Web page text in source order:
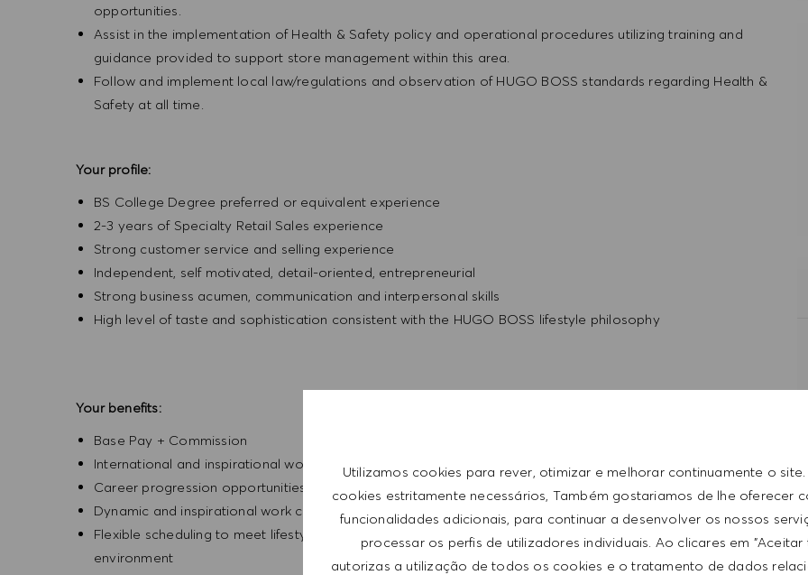
Utilizamos cookies para rever, otimizar e melhorar continuamente o
cookies estritamente necessários, Também gostariamos de lhe oferecer
funcionalidades adicionais, para continuar a desenvolver os nossos
processar os perfis de utilizadores individuais. Ao clicares em "Aceitar
autorizas a utilização de todos os cookies e o tratamento de dados
opportunities.
Assist in the implementation of Health & Safety policy and operational procedures utilizing training and
guidance provided to support store management within this area.
Follow and implement local law/regulations and observation of HUGO BOSS standards regarding Health &
Safety at all time.
Your profile:
BS College Degree preferred or equivalent experience
2-3 years of Specialty Retail Sales experience
Strong customer service and selling experience
Independent, self motivated, detail-oriented, entrepreneurial
Strong business acumen, communication and interpersonal skills
High level of taste and sophistication consistent with the HUGO BOSS lifestyle philosophy
Your benefits:
Base Pay + Commission
International and inspirational working environment
Career progression opportunities
Dynamic and inspirational work culture
Flexible scheduling to meet lifestyle needs, with a competitive compensation program and a fun working
environment